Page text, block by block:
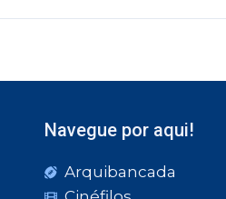
Navegue por aqui!
Arquibancada